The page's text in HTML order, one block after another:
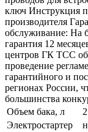
ключ Инструкция
производителя
обслуживание: На
гарантия 12
центров ГК ТСС
проведение
гарантийного и
регионах России,
большинства
Объем бака, л
Электростартер